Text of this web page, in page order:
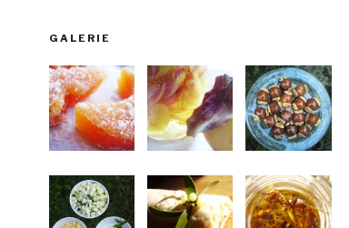
GALERIE